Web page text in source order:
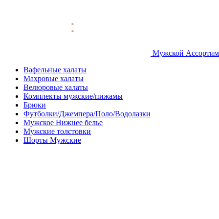
Мужской
Вафельные халаты
Махровые халаты
Велюровые халаты
Комплекты мужские/пижамы
Брюки
Футболки/Джемпера/Поло/Водолазки
Мужское Нижнее белье
Мужские толстовки
Шорты Мужские